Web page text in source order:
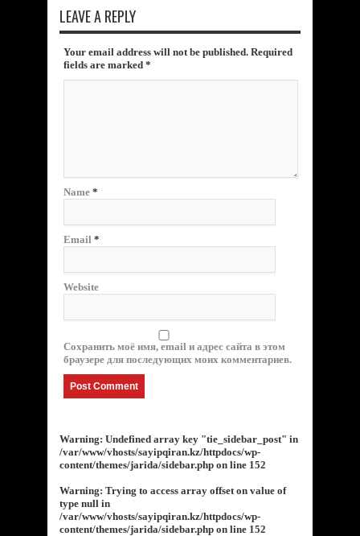
LEAVE A REPLY
Your email address will not be published. Required
fields are marked *
Name *
Email *
Website
Сохранить моё имя, email и адрес сайта в этом
браузере для последующих моих комментариев.
Warning: Undefined array key "tie_sidebar_post" in
/var/www/vhosts/sayipqiran.kz/httpdocs/wp-
content/themes/jarida/sidebar.php on line 152
Warning: Trying to access array offset on value of
type null in
/var/www/vhosts/sayipqiran.kz/httpdocs/wp-
content/themes/jarida/sidebar.php on line 152